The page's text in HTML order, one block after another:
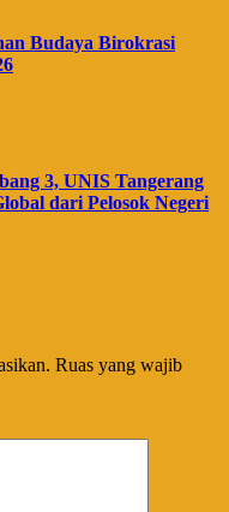
Budaya Birokrasi
3, UNIS Tangerang
dari Pelosok Negeri
Ruas yang wajib